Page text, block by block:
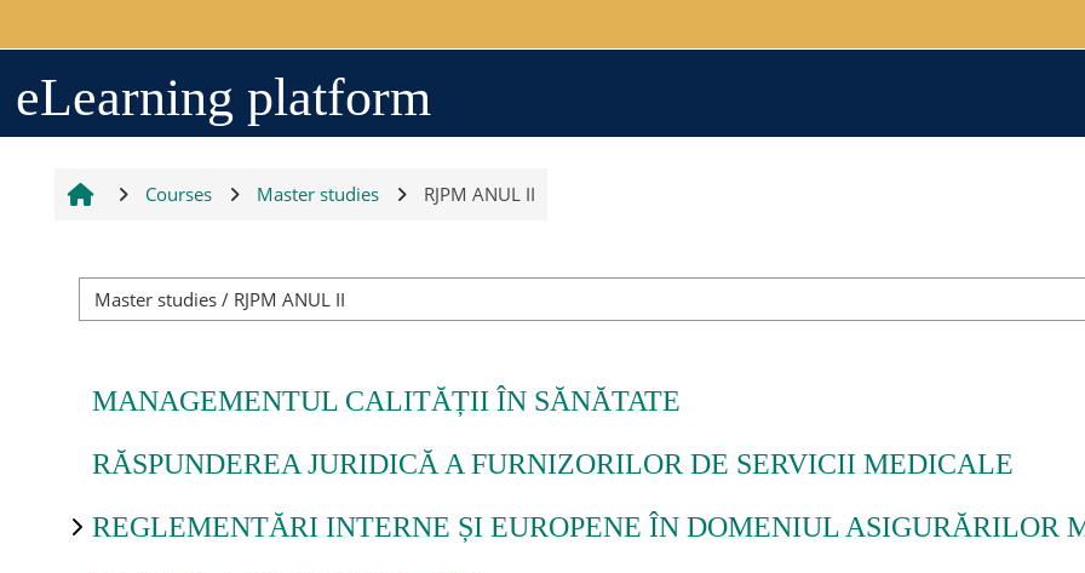
Arhiva
Resurse generale
eLearning platform
Courses Master studies RJPM ANUL II
MANAGEMENTUL CALITĂȚII ÎN SĂNĂTATE
RĂSPUNDEREA JURIDICĂ A FURNIZORILOR DE SERVICII MEDICALE
REGLEMENTĂRI INTERNE ȘI EUROPENE ÎN DOMENIUL ASIGURĂRILOR